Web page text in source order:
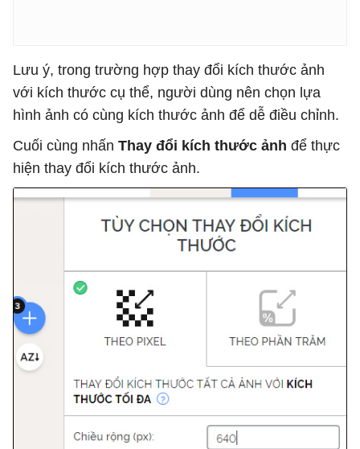
Lưu ý, trong trường hợp thay đổi kích thước ảnh
với kích thước cụ thể, người dùng nên chọn lựa
hình ảnh có cùng kích thước ảnh để dễ điều chỉnh.
Cuối cùng nhấn Thay đổi kích thước ảnh để thực
hiện thay đổi kích thước ảnh.